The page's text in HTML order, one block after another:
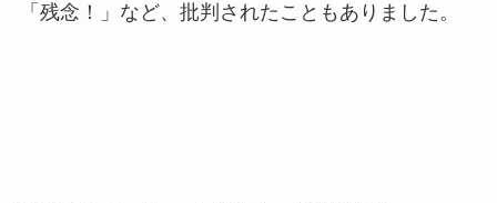
「残念！」など、批判されたこともありました。